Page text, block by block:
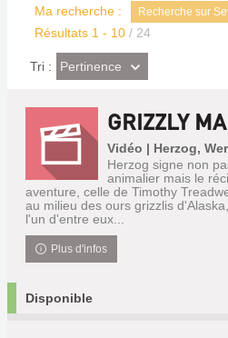
Ma recherche : Recherche sur
Résultats 1 - 10 / 24
Tri : (Effet
imédiat)
Pertinence
GRIZZLY
Vidéo | Herzog,
Herzog signe non
animalier mais le
aventure, celle de Timothy
au milieu des ours grizzlis
l'un d'entre eux...
Plus d'infos
Disponible